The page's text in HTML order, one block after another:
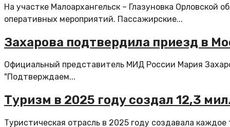
На участке Малоархангельск – Глазуновка
оперативных мероприятий. Пассажирские...
Захарова подтвердила приезд в
Официальный представитель МИД России Мария
"Подтверждаем...
Туризм в 2025 году создал 12,3
Туристическая отрасль в 2025 году создавала